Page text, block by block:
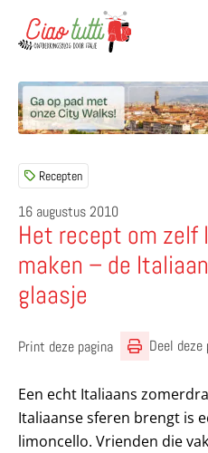
Recepten
16 augustus 2010
Het recept om zelf
maken – de
glaasje
Print deze pagina Deel deze
Een echt Italiaans
Italiaanse sferen brengt is
limoncello. Vrienden die